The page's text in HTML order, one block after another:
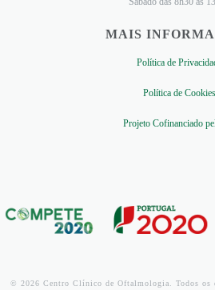
MAIS
Política de
Política de Cookies
Projeto Cofinanciado
© 2026 Centro Clínico de Oftalmologia. Todos os